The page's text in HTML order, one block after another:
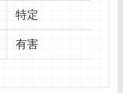
特定
有害